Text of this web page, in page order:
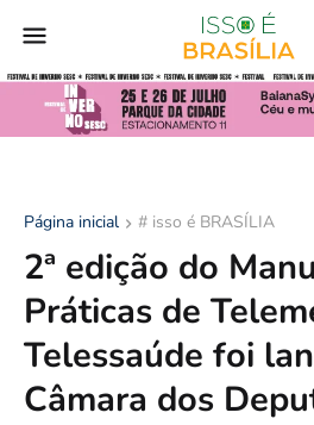
Página inicial # isso é BRASÍLIA
2ª edição do
Práticas de
Telessaúde foi
Câmara dos